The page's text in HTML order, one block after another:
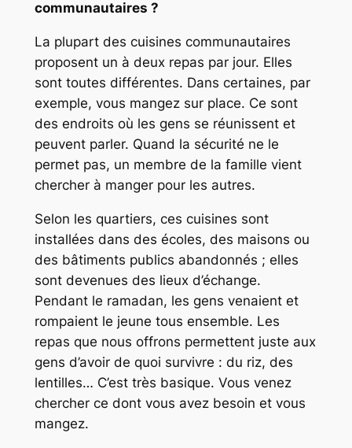
communautaires ?
La plupart des cuisines communautaires
proposent un à deux repas par jour. Elles
sont toutes différentes. Dans certaines, par
exemple, vous mangez sur place. Ce sont
des endroits où les gens se réunissent et
peuvent parler. Quand la sécurité ne le
permet pas, un membre de la famille vient
chercher à manger pour les autres.
Selon les quartiers, ces cuisines sont
installées dans des écoles, des maisons ou
des bâtiments publics abandonnés ; elles
sont devenues des lieux d’échange.
Pendant le ramadan, les gens venaient et
rompaient le jeune tous ensemble. Les
repas que nous offrons permettent juste aux
gens d’avoir de quoi survivre : du riz, des
lentilles… C’est très basique. Vous venez
chercher ce dont vous avez besoin et vous
mangez.